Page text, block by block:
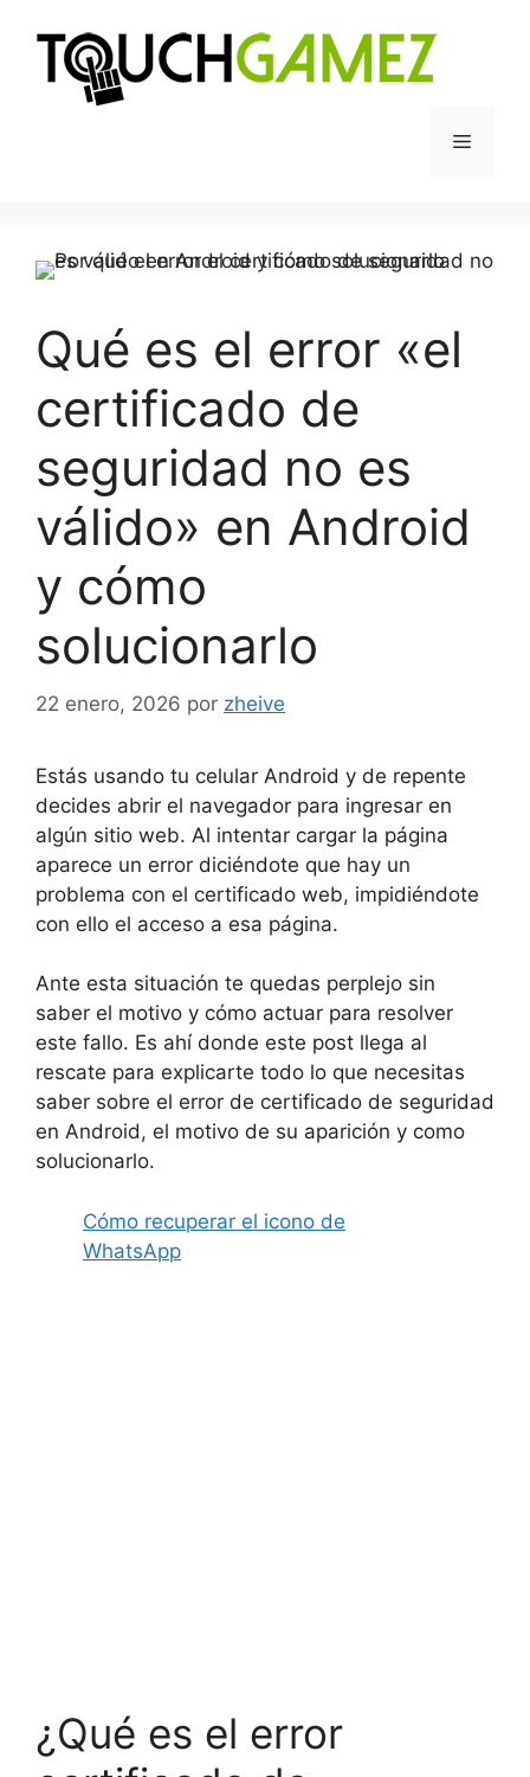
contenido
Menú
Qué es el error «el
certificado de
seguridad no es
válido» en Android
y cómo
solucionarlo
22 enero, 2026 por zheive
Estás usando tu celular Android y de repente
decides abrir el navegador para ingresar en
algún sitio web. Al intentar cargar la página
aparece un error diciéndote que hay un
problema con el certificado web, impidiéndote
con ello el acceso a esa página.
Ante esta situación te quedas perplejo sin
saber el motivo y cómo actuar para resolver
este fallo. Es ahí donde este post llega al
rescate para explicarte todo lo que necesitas
saber sobre el error de certificado de seguridad
en Android, el motivo de su aparición y como
solucionarlo.
Cómo recuperar el icono de
WhatsApp
¿Qué es el error